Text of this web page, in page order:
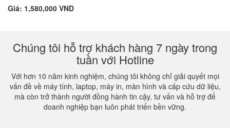
Giá: 1,580,000 VND
Chúng tôi hỗ trợ khách hàng 7 ngày trong
tuần với Hotline
Với hơn 10 năm kinh nghiệm, chúng tôi không chỉ giải quyết mọi
vấn đề về máy tính, laptop, máy in, màn hình và cấp cứu dữ liệu,
mà còn trở thành người đồng hành tin cậy, tư vấn và hỗ trợ để
doanh nghiệp bạn luôn phát triển bền vững.